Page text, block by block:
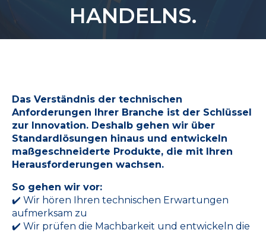
HANDELNS.
Das Verständnis der technischen
Anforderungen Ihrer Branche ist der Schlüssel
zur Innovation. Deshalb gehen wir über
Standardlösungen hinaus und entwickeln
maßgeschneiderte Produkte, die mit Ihren
Herausforderungen wachsen.
So gehen wir vor:
✔️ Wir hören Ihren technischen Erwartungen
aufmerksam zu
✔️ Wir prüfen die Machbarkeit und entwickeln die